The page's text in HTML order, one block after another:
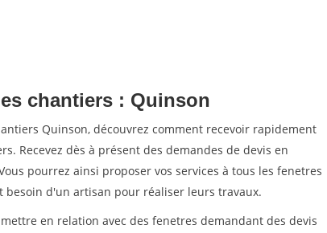
chantiers : Quinson
Quinson, découvrez comment recevoir rapidement
Recevez dès à présent des demandes de devis en
pourrez ainsi proposer vos services à tous les fenetres
d'un artisan pour réaliser leurs travaux.
en relation avec des fenetres demandant des devis